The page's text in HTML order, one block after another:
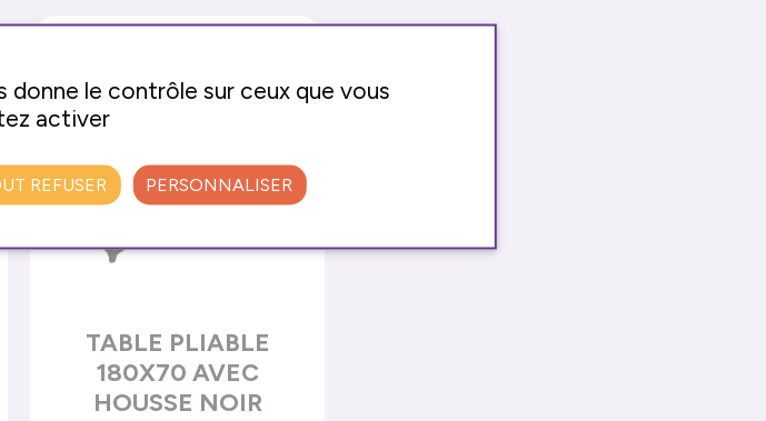
TABLE PLIABLE
180X70 AVEC
HOUSSE NOIR
le contrôle sur ceux que vous
activer
REFUSER PERSONNALISER